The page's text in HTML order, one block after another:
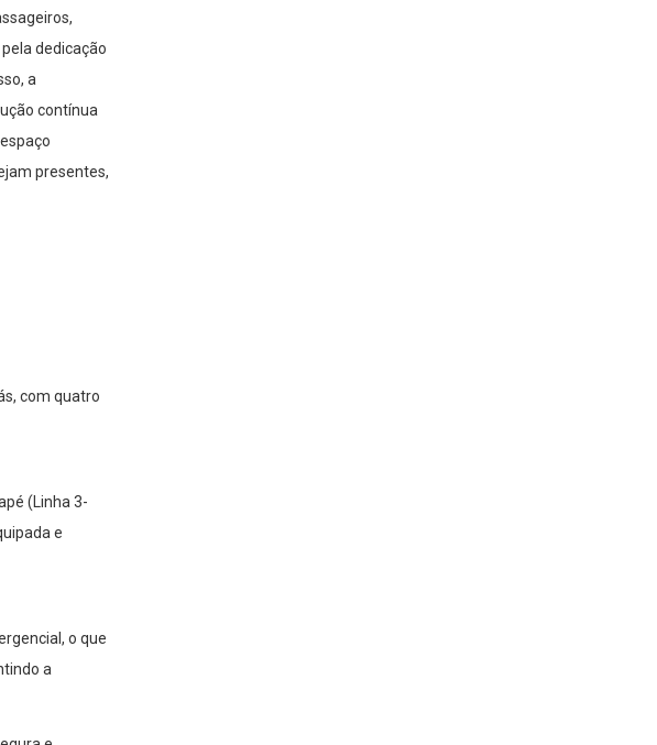
dedicação
a
contínua
presentes,
com quatro
(Linha 3-
e
o que
a